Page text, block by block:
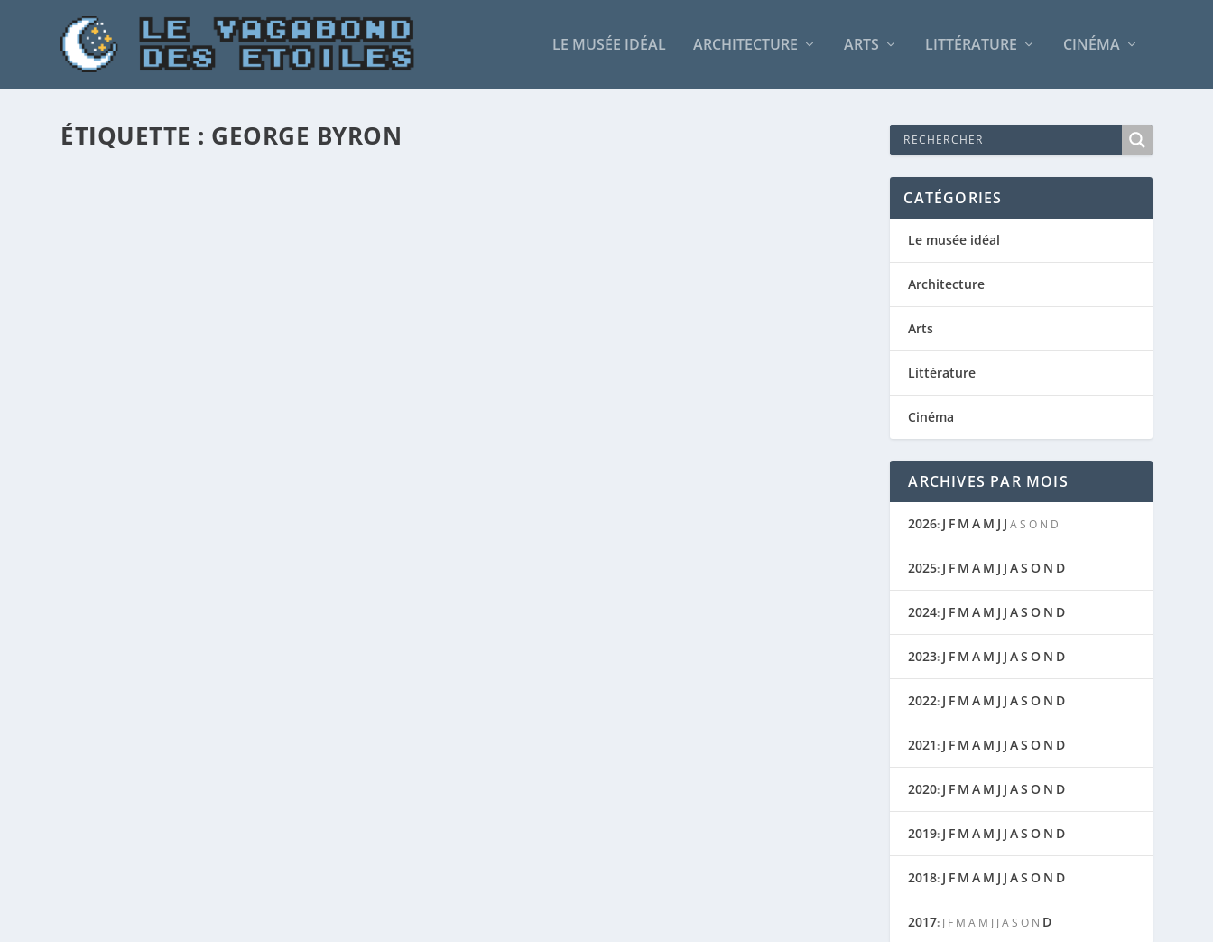
LE MUSÉE IDÉAL ARCHITECTURE ARTS LITTÉRATURE CINÉMA
ÉTIQUETTE : GEORGE BYRON
CATÉGORIES
Le musée idéal
Architecture
Arts
Littérature
Cinéma
ARCHIVES PAR MOIS
2026: J F M A M J J AS O N D
2025: J F M A M J J AS O N D
2024: J F M A M J J AS O N D
2023: J F M A M J J AS O N D
2022: J F M A M J J AS O N D
2021: J F M A M J J AS O N D
2020: J F M A M J J AS O N D
2019: J F M A M J J AS O N D
2018: J F M A M J J AS O N D
2017: J F M A M J J AS O N D